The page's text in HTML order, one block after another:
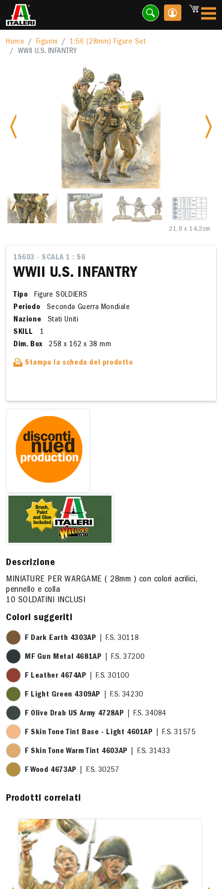
Home Figurini
1:56 (28mm) Figure Set
WWll U.S. INFANTRY
Previous
21,9 x 14,2cm
15603 - SCALA 1 : 56
WWll U.S. INFANTRY
Tipo
Figure SOLDIERS
Periodo
Seconda Guerra Mondiale
Nazione
Stati Uniti
SKILL
1
Dim. Box
258 x 162 x 38 mm
Stampa la scheda del prodotto
Descrizione
MINIATURE PER WARGAME ( 28mm ) con colori acrilici,
pennello e colla
10 SOLDATINI INCLUSI
Colori suggeriti
F Dark Earth 4303AP | F.S. 30118
MF Gun Metal 4681AP | F.S. 37200
F Leather 4674AP | F.S. 30100
F Light Green 4309AP | F.S. 34230
F Olive Drab US Army 4728AP | F.S. 34084
F Skin Tone Tint Base - Light 4601AP | F.S. 31575
F Skin Tone Warm Tint 4603AP | F.S. 31433
F Wood 4673AP | F.S. 30257
Prodotti correlati